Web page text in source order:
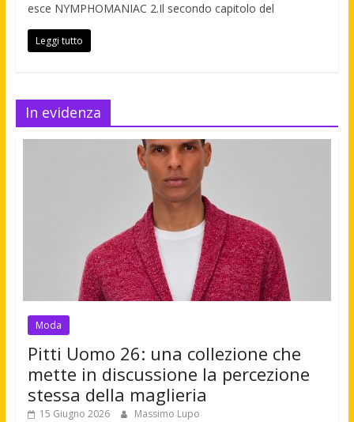
esce NYMPHOMANIAC 2.Il secondo capitolo del
Leggi tutto
In evidenza
Moda
Pitti Uomo 26: una collezione che
mette in discussione la percezione
stessa della maglieria
15 Giugno 2026 Massimo Lupo